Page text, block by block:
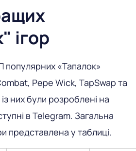
ігор
популярних «Тапалок»
Pepe Wick, TapSwap та
них були розроблені на
в Telegram. Загальна
представлена ​​у таблиці.